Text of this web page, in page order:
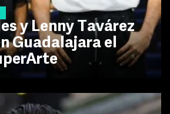
y Lenny Tavárez
Guadalajara el